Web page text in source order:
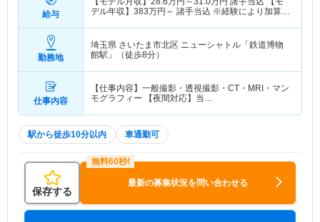
給与
デル年収】 383万円～ 諸手当込 ※経験により加算あ
勤務地
埼玉県 さいたま市北区 ニューシャトル「鉄道博物
館駅」（徒歩8分）
仕事内容
【仕事内容】一般撮影・透視撮影・CT・MRI・マン
モグラフィー 【夜間対応】当…
駅から徒歩10分以内 車通勤可
保存する
最新の募集状況を問い合わせる